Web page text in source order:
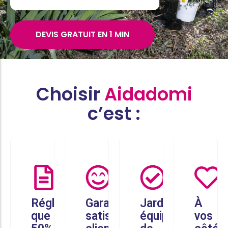
DEVIS GRATUIT EN 1 MIN
Choisir Aidadomi
c’est :
Réglez
que
Garantie
satisfaction
Jardiniers
équipés
À
vos